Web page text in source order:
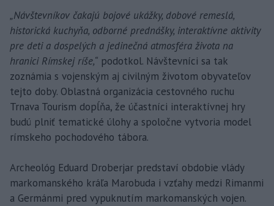
„Návštevníkov čakajú bojové ukážky, dobové remeslá,
historická kuchyňa, odborné prednášky, interaktívne aktivity
pre deti a dospelých a jedinečná atmosféra života na
hranici Rímskej ríše,“ podotkol. Návštevníci sa tak
zoznámia s vojenským aj civilným životom obyvateľov
tejto doby. Oblastná organizácia cestovného ruchu
Trnava Tourism dopĺňa, že účastníci interaktívnej hry
budú plniť tematické úlohy a spoločne vytvoria model
rímskeho pochodového tábora.
Archeológ Eduard Droberjar predstaví obdobie vlády
markomanského kráľa Marobuda i vzťahy medzi Rimanmi
a Germánmi pred vypuknutím markomanských vojen.